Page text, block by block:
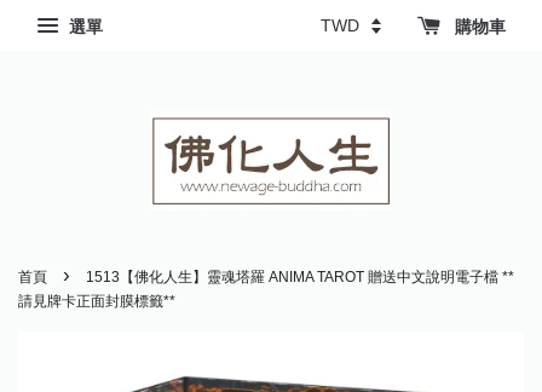
選單 購物車
首頁 ›
1513【佛化人生】靈魂塔羅 ANIMA TAROT 贈送中文說明電子檔 **
請見牌卡正面封膜標籤**